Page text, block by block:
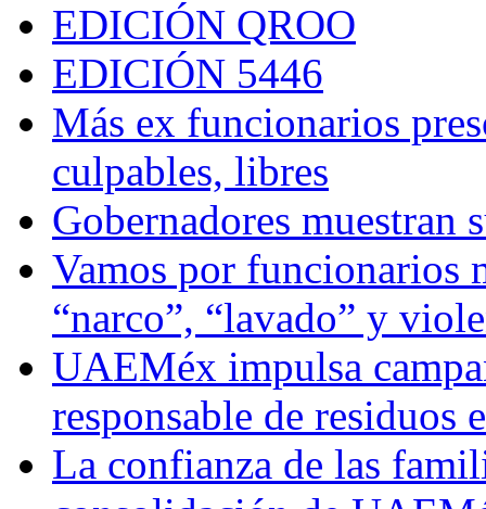
EDICIÓN QROO
EDICIÓN 5446
Más ex funcionarios
culpables, libres
Gobernadores muestran
Vamos por funcionarios
“narco”, “lavado” y
UAEMéx impulsa
responsable de residuos
La confianza de las